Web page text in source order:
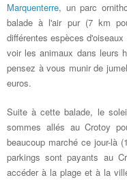
Marquenterre, un parc
balade à l'air pur (7 km
différentes espèces
voir les animaux dans leurs
pensez à vous munir de
euros.
Suite à cette balade, le
sommes allés au Crotoy
beaucoup marché ce jour-là
parkings sont payants au
accéder à la plage et à la